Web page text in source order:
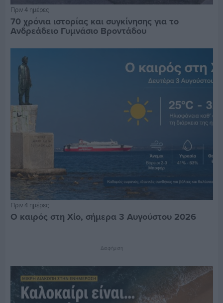
Πριν 4 ημέρες
70 χρόνια ιστορίας και συγκίνησης για το
Ανδρεάδειο Γυμνάσιο Βροντάδου
Πριν 4 ημέρες
Ο καιρός στη Χίο, σήμερα 3 Αυγούστου 2026
Διαφήμιση